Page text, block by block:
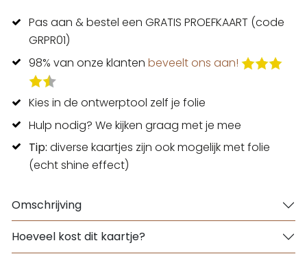
Pas aan & bestel een GRATIS PROEFKAART (code
GRPR01)
98% van onze klanten beveelt ons aan!
Kies in de ontwerptool zelf je folie
Hulp nodig? We kijken graag met je mee
Tip: diverse kaartjes zijn ook mogelijk met folie
(echt shine effect)
Omschrijving
Hoeveel kost dit kaartje?